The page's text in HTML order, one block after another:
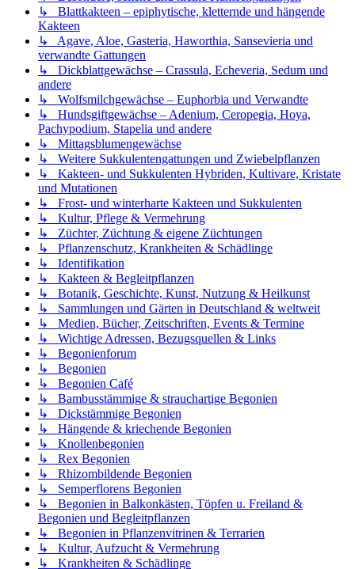
↳ Blattkakteen – epiphytische, kletternde und hängende
Kakteen
↳ Agave, Aloe, Gasteria, Haworthia, Sansevieria und
verwandte Gattungen
↳ Dickblattgewächse – Crassula, Echeveria, Sedum und
andere
↳ Wolfsmilchgewächse – Euphorbia und Verwandte
↳ Hundsgiftgewächse – Adenium, Ceropegia, Hoya,
Pachypodium, Stapelia und andere
↳ Mittagsblumengewächse
↳ Weitere Sukkulentengattungen und Zwiebelpflanzen
↳ Kakteen- und Sukkulenten Hybriden, Kultivare, Kristate
und Mutationen
↳ Frost- und winterharte Kakteen und Sukkulenten
↳ Kultur, Pflege & Vermehrung
↳ Züchter, Züchtung & eigene Züchtungen
↳ Pflanzenschutz, Krankheiten & Schädlinge
↳ Identifikation
↳ Kakteen & Begleitpflanzen
↳ Botanik, Geschichte, Kunst, Nutzung & Heilkunst
↳ Sammlungen und Gärten in Deutschland & weltweit
↳ Medien, Bücher, Zeitschriften, Events & Termine
↳ Wichtige Adressen, Bezugsquellen & Links
↳ Begonienforum
↳ Begonien
↳ Begonien Café
↳ Bambusstämmige & strauchartige Begonien
↳ Dickstämmige Begonien
↳ Hängende & kriechende Begonien
↳ Knollenbegonien
↳ Rex Begonien
↳ Rhizombildende Begonien
↳ Semperflorens Begonien
↳ Begonien in Balkonkästen, Töpfen u. Freiland &
Begonien und Begleitpflanzen
↳ Begonien in Pflanzenvitrinen & Terrarien
↳ Kultur, Aufzucht & Vermehrung
↳ Krankheiten & Schädlinge